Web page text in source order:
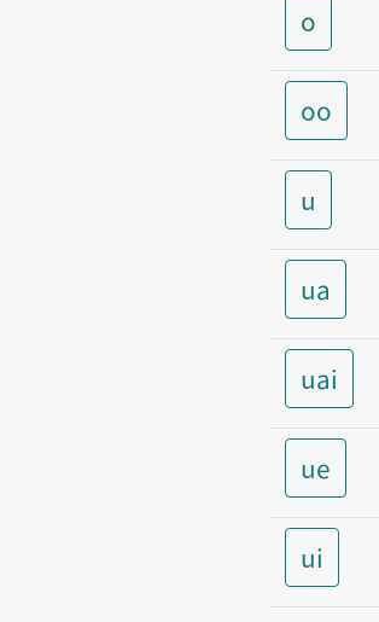
o
oo
u
ua
uai
ue
ui